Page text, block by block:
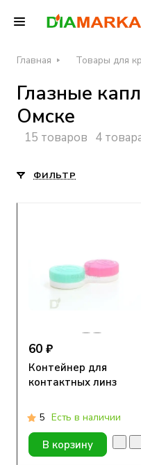
Главная Товары для
Глазные
Омске
15 товаров 4
ФИЛЬТР
60 ₽
Контейнер для
контактных линз
5 Есть в наличии
В корзину